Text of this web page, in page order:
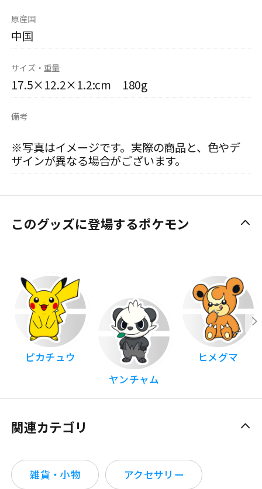
原産国
中国
サイズ・重量
17.5×12.2×1.2:cm 180g
備考
※写真はイメージです。実際の商品と、色やデ
ザインが異なる場合がございます。
このグッズに登場するポケモン
ピカチュウ
ヤンチャム
ヒメグマ
関連カテゴリ
雑貨・小物 アクセサリー